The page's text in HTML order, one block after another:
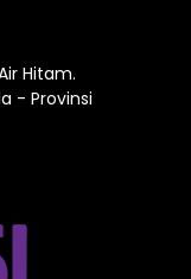
Hitam.
- Provinsi